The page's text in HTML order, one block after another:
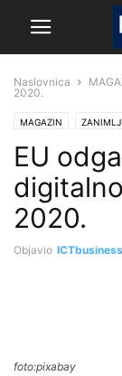
Naslovnica
2020.
MAGAZIN
EU
2020.
Objavio
foto:pixabay